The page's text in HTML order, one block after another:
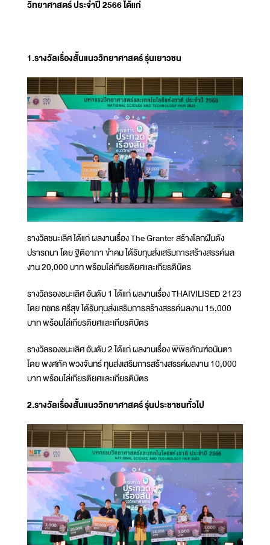
วิทยาศาสตร์ ประจำปี 2566 ได้แก่
1.รางวัลเรื่องสั้นแนววิทยาศาสตร์ รุ่นเยาวชน
รางวัลชนะเลิศ ได้แก่ ผลงานเรื่อง The Granter สร้างโลกฝันดัง
ปรารถนา โดย ฐิติอาภา ขำคม ได้รับทุนส่งเสริมการสร้างสรรค์ผล
งาน 20,000 บาท พร้อมโล่เกียรติยศและเกียรติบัตร
รางวัลรองชนะเลิศ อันดับ 1 ได้แก่ ผลงานเรื่อง THAIVILISED 2123
โดย กชกร ศรีสุข ได้รับทุนส่งเสริมการสร้างสรรค์ผลงาน 15,000
บาท พร้อมโล่เกียรติยศและเกียรติบัตร
รางวัลรองชนะเลิศ อันดับ 2 ได้แก่ ผลงานเรื่อง พิพิธภัณฑ์อนันตา
โดย พงศภัค พวงจันทร์ ทุนส่งเสริมการสร้างสรรค์ผลงาน 10,000
บาท พร้อมโล่เกียรติยศและเกียรติบัตร
2.รางวัลเรื่องสั้นแนววิทยาศาสตร์ รุ่นประชาชนทั่วไป